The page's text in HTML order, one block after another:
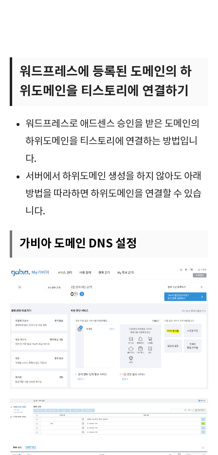
워드프레스에 등록된 도메인의 하
위도메인을 티스토리에 연결하기
워드프레스로 애드센스 승인을 받은 도메인의
하위도메인을 티스토리에 연결하는 방법입니
다.
서버에서 하위도메인 생성을 하지 않아도 아래
방법을 따라하면 하위도메인을 연결할 수 있습
니다.
가비아 도메인 DNS 설정